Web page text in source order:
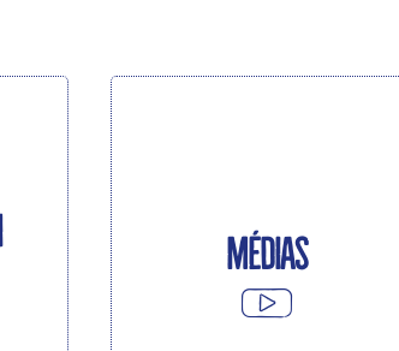
Médias